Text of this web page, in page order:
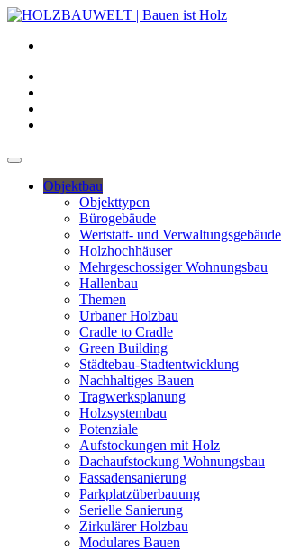
Objektbau
Objekttypen
Bürogebäude
Wertstatt- und Verwaltungsgebäude
Holzhochhäuser
Mehrgeschossiger Wohnungsbau
Hallenbau
Themen
Urbaner Holzbau
Cradle to Cradle
Green Building
Städtebau-Stadtentwicklung
Nachhaltiges Bauen
Tragwerksplanung
Holzsystembau
Potenziale
Aufstockungen mit Holz
Dachaufstockung Wohnungsbau
Fassadensanierung
Parkplatzüberbauung
Serielle Sanierung
Zirkulärer Holzbau
Modulares Bauen